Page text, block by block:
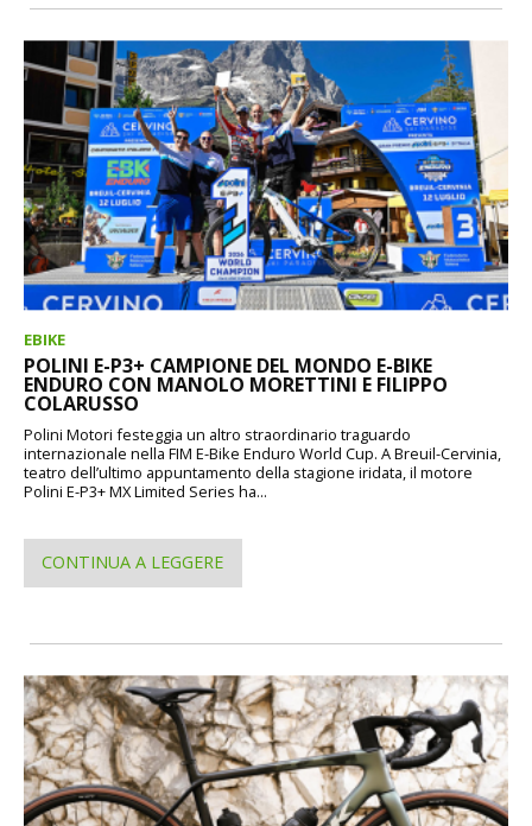
EBIKE
POLINI E-P3+ CAMPIONE DEL MONDO E-BIKE
ENDURO CON MANOLO MORETTINI E FILIPPO
COLARUSSO
Polini Motori festeggia un altro straordinario traguardo
internazionale nella FIM E-Bike Enduro World Cup. A Breuil-Cervinia,
teatro dell’ultimo appuntamento della stagione iridata, il motore
Polini E-P3+ MX Limited Series ha...
CONTINUA A LEGGERE